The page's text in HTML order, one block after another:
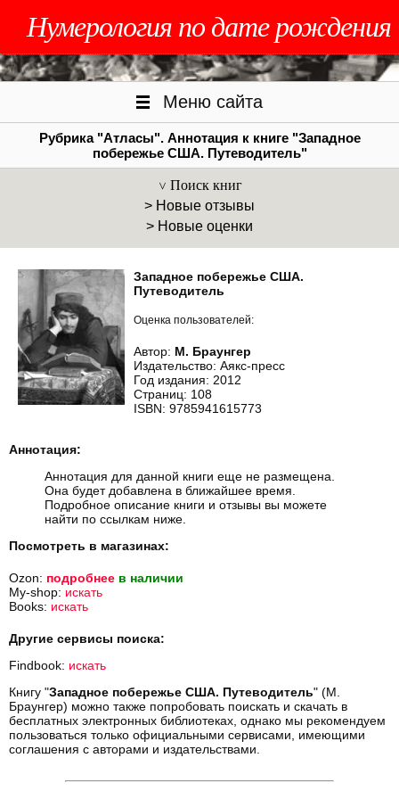
Нумерология по дате рождения
Меню сайта
Рубрика "Атласы". Аннотация к книге "Западное
побережье США. Путеводитель"
Поиск книг
> Новые отзывы
> Новые оценки
Западное побережье США.
Путеводитель
Оценка пользователей:
Автор: М. Браунгер
Издательство: Аякс-пресс
Год издания: 2012
Страниц: 108
ISBN: 9785941615773
Аннотация:
Аннотация для данной книги еще не размещена.
Она будет добавлена в ближайшее время.
Подробное описание книги и отзывы вы можете
найти по ссылкам ниже.
Посмотреть в магазинах:
Ozon: подробнее в наличии
My-shop: искать
Books: искать
Другие сервисы поиска:
Findbook: искать
Книгу "Западное побережье США. Путеводитель" (М.
Браунгер) можно также попробовать поискать и скачать в
бесплатных электронных библиотеках, однако мы рекомендуем
пользоваться только официальными сервисами, имеющими
соглашения с авторами и издательствами.